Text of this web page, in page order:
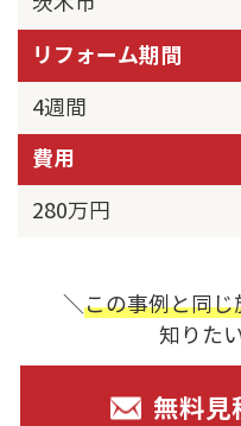
リフォーム期間
4週間
費用
280万円
＼この事例と同
知りた
無料見